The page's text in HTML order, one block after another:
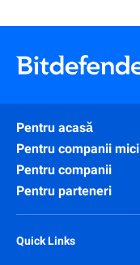
Pentru acasă
Pentru companii mici
Pentru companii
Pentru parteneri
Quick Links